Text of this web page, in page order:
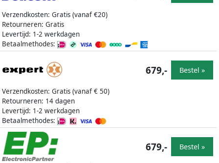
Verzendkosten: Gratis (vanaf €20)
Retourneren: Gratis
Levertijd: 1-2 werkdagen
Betaalmethodes:
Verzendkosten: Gratis (vanaf € 50)
Retourneren: 14 dagen
Levertijd: 1-2 werkdagen
Betaalmethodes:
679,- Bestel »
679,- Bestel »